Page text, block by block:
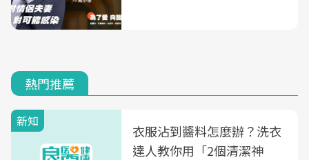
熱門推薦
新知
衣服沾到醬料怎麼辦？洗衣
達人教你用「2個清潔神